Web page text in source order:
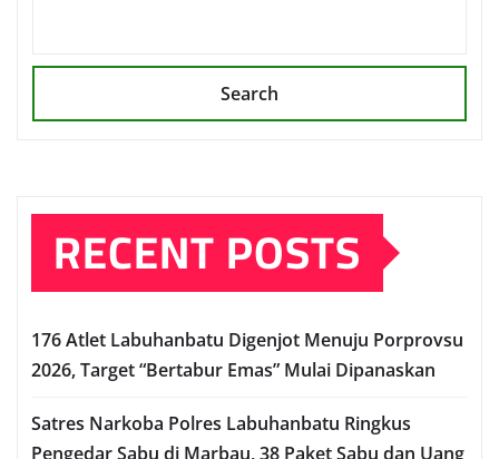
Search
RECENT POSTS
176 Atlet Labuhanbatu Digenjot Menuju Porprovsu
2026, Target “Bertabur Emas” Mulai Dipanaskan
Satres Narkoba Polres Labuhanbatu Ringkus
Pengedar Sabu di Marbau, 38 Paket Sabu dan Uang